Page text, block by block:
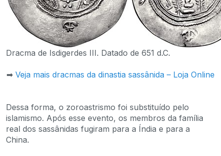
Dracma de Isdigerdes III. Datado de 651 d.C.
➡ Veja mais dracmas da dinastia sassânida – Loja Online
Dessa forma, o zoroastrismo foi substituído pelo
islamismo. Após esse evento, os membros da família
real dos sassânidas fugiram para a Índia e para a
China.